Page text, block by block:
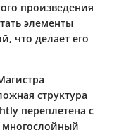
произведения
элементы
что делает его
структура
переплетена с
многослойный